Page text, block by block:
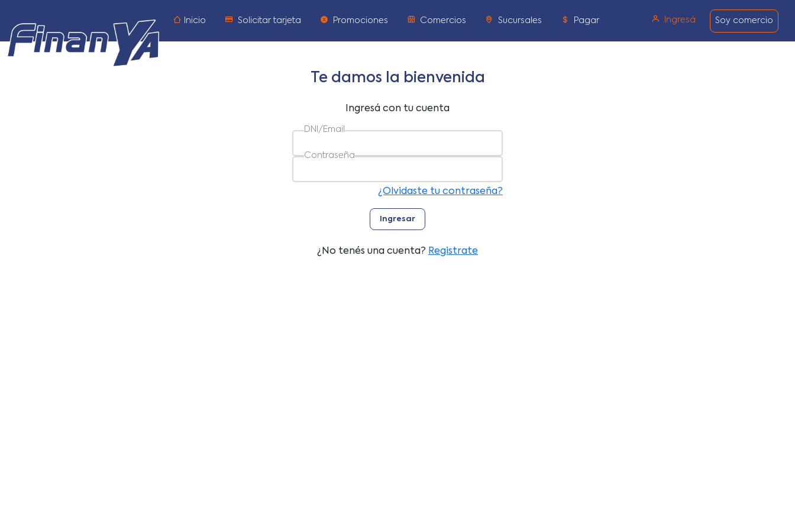
Inicio Solicitar tarjeta Promociones Comercios Sucursales Pagar Ingresá Soy comercio
Te damos la bienvenida
Ingresá con tu cuenta
DNI/Email
Contraseña
¿Olvidaste tu contraseña?
Ingresar
¿No tenés una cuenta? Registrate